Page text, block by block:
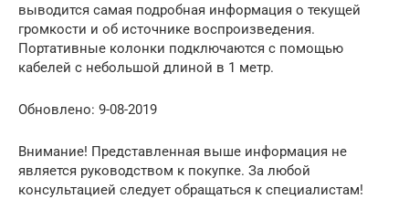
выводится самая подробная информация о текущей
громкости и об источнике воспроизведения.
Портативные колонки подключаются с помощью
кабелей с небольшой длиной в 1 метр.
Обновлено: 9-08-2019
Внимание! Представленная выше информация не
является руководством к покупке. За любой
консультацией следует обращаться к специалистам!